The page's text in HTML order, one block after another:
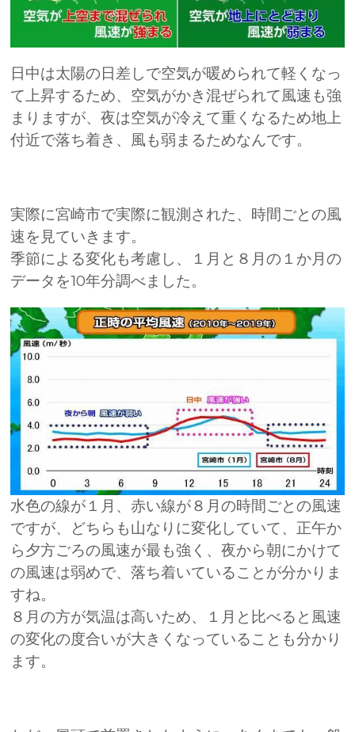
日中は太陽の日差しで空気が暖められて軽くなっ
て上昇するため、空気がかき混ぜられて風速も強
まりますが、夜は空気が冷えて重くなるため地上
付近で落ち着き、風も弱まるためなんです。
実際に宮崎市で実際に観測された、時間ごとの風
速を見ていきます。
季節による変化も考慮し、１月と８月の１か月の
データを10年分調べました。
水色の線が１月、赤い線が８月の時間ごとの風速
ですが、どちらも山なりに変化していて、正午か
ら夕方ごろの風速が最も強く、夜から朝にかけて
の風速は弱めで、落ち着いていることが分かりま
すね。
８月の方が気温は高いため、１月と比べると風速
の変化の度合いが大きくなっていることも分かり
ます。